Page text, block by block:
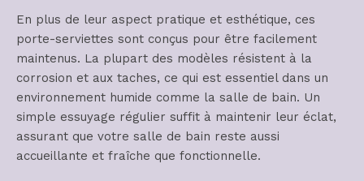
En plus de leur aspect pratique et esthétique, ces
porte-serviettes sont conçus pour être facilement
maintenus. La plupart des modèles résistent à la
corrosion et aux taches, ce qui est essentiel dans un
environnement humide comme la salle de bain. Un
simple essuyage régulier suffit à maintenir leur éclat,
assurant que votre salle de bain reste aussi
accueillante et fraîche que fonctionnelle.